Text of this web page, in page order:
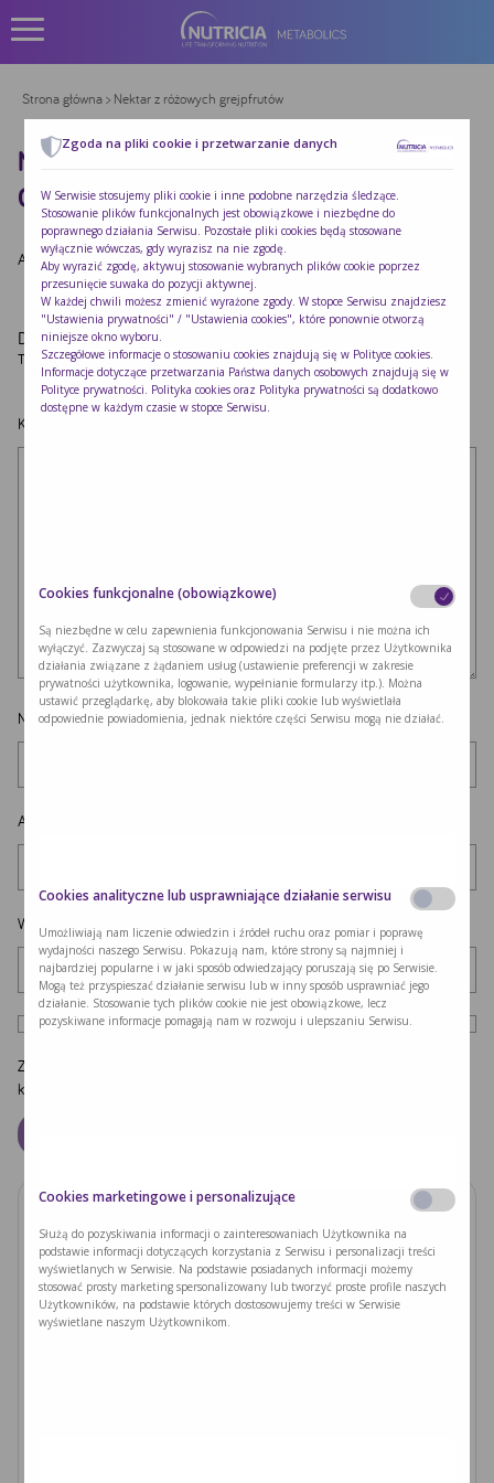
Strona główna> Nektar z różowych grejpfrutów
NEKTAR Z RÓŻOWYCH
GREJPFRUTÓW
Autor:Redakcja Nutricia|Opublikowano:2022-10-24
Dodaj komentarz
Twój adres e-mail nie zostanie opublikowany. Wymagane pola są oznaczone
Komentarz
Nazwa*
Adres e-mail
Witryna internetowa
Zapamiętaj moje dane w tej przeglądarce podczas pisania kolejnych
komentarzy.
Zobacz również
PODUSZKI Z PAPIERU RYŻOWEGO Z
JACKFRUITEM I WARZYWAMI
Zgoda na pliki cookie i przetwarzanie danych
W Serwisie stosujemy pliki cookie i inne podobne narzędzia śledzące.
Stosowanie plików funkcjonalnych jest obowiązkowe i niezbędne do
poprawnego działania Serwisu. Pozostałe pliki cookies będą stosowane
wyłącznie wówczas, gdy wyrazisz na nie zgodę.
Aby wyrazić zgodę, aktywuj stosowanie wybranych plików cookie poprzez
przesunięcie suwaka do pozycji aktywnej.
W każdej chwili możesz zmienić wyrażone zgody. W stopce Serwisu znajdziesz
"Ustawienia prywatności" / "Ustawienia cookies", które ponownie otworzą
niniejsze okno wyboru.
Szczegółowe informacje o stosowaniu cookies znajdują się w Polityce cookies
Informacje dotyczące przetwarzania Państwa danych osobowych znajdują się w
Polityce prywatności . Polityka cookies oraz Polityka prywatności są dodatkowo
dostępne w każdym czasie w stopce Serwisu.
Cookies funkcjonalne (obowiązkowe)
Są niezbędne w celu zapewnienia funkcjonowania Serwisu i nie można ich
wyłączyć. Zazwyczaj są stosowane w odpowiedzi na podjęte przez Użytkownika
działania związane z żądaniem usług (ustawienie preferencji w zakresie
prywatności użytkownika, logowanie, wypełnianie formularzy itp.). Można
ustawić przeglądarkę, aby blokowała takie pliki cookie lub wyświetlała
odpowiednie powiadomienia, jednak niektóre części Serwisu mogą nie działać.
Cookies analityczne lub usprawniające działanie serwisu
Umożliwiają nam liczenie odwiedzin i źródeł ruchu oraz pomiar i poprawę
wydajności naszego Serwisu. Pokazują nam, które strony są najmniej i
najbardziej popularne i w jaki sposób odwiedzający poruszają się po Serwisie.
Mogą też przyspieszać działanie serwisu lub w inny sposób usprawniać jego
działanie. Stosowanie tych plików cookie nie jest obowiązkowe, lecz
pozyskiwane informacje pomagają nam w rozwoju i ulepszaniu Serwisu.
Cookies marketingowe i personalizujące
Służą do pozyskiwania informacji o zainteresowaniach Użytkownika na
podstawie informacji dotyczących korzystania z Serwisu i personalizacji treści
wyświetlanych w Serwisie. Na podstawie posiadanych informacji możemy
stosować prosty marketing spersonalizowany lub tworzyć proste profile naszych
Użytkowników, na podstawie których dostosowujemy treści w Serwisie
wyświetlane naszym Użytkownikom.